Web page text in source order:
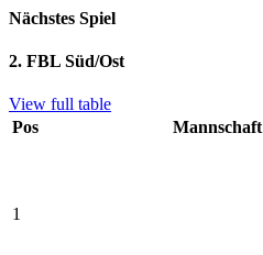
Nächstes Spiel
2. FBL Süd/Ost
View full table
Pos
Mannschaft
1